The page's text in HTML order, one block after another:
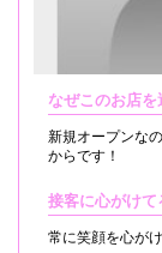
なぜこのお店を
新規オープンな
からです！
接客に心がけて
常に笑顔を心が